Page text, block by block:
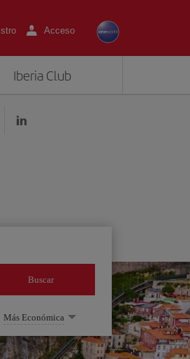
Acceso
Iberia Club
Buscar
Más Económica